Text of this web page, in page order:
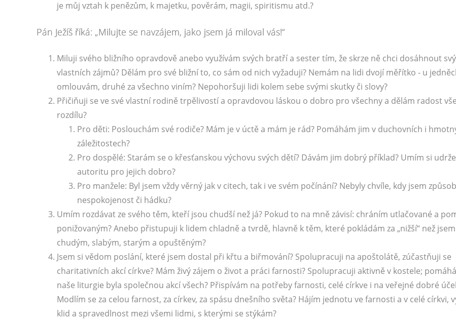
je můj vztah k penězům, k majetku, pověrám, magii, spiritismu atd.?
Pán Ježíš říká: „Milujte se navzájem, jako jsem já miloval vás!“
Miluji svého bližního opravdově anebo využívám svých bratří a sester tím, že skrze ně chci dosáhnout
vlastních zájmů? Dělám pro své bližní to, co sám od nich vyžaduji? Nemám na lidi dvojí měřítko - u
omlouvám, druhé za všechno viním? Nepohoršuji lidi kolem sebe svými skutky či slovy?
Přičiňuji se ve své vlastní rodině trpělivostí a opravdovou láskou o dobro pro všechny a dělám radost
rozdílu?
Pro děti: Poslouchám své rodiče? Mám je v úctě a mám je rád? Pomáhám jim v duchovních i
záležitostech?
Pro dospělé: Starám se o křesťanskou výchovu svých dětí? Dávám jim dobrý příklad? Umím si
autoritu pro jejich dobro?
Pro manžele: Byl jsem vždy věrný jak v citech, tak i ve svém počínání? Nebyly chvíle, kdy jsem
nespokojenost či hádku?
Umím rozdávat ze svého těm, kteří jsou chudší než já? Pokud to na mně závisí: chráním utlačované a
ponižovaným? Anebo přistupuji k lidem chladně a tvrdě, hlavně k těm, které pokládám za „nižší“ než
chudým, slabým, starým a opuštěným?
Jsem si vědom poslání, které jsem dostal při křtu a biřmování? Spolupracuji na apoštolátě, zúčastňuji se
charitativních akcí církve? Mám živý zájem o život a práci farnosti? Spolupracuji aktivně v kostele;
naše liturgie byla společnou akcí všech? Přispívám na potřeby farnosti, celé církve i na veřejné dobré
Modlím se za celou farnost, za církev, za spásu dnešního světa? Hájím jednotu ve farnosti a v celé církvi,
klid a spravedlnost mezi všemi lidmi, s kterými se stýkám?